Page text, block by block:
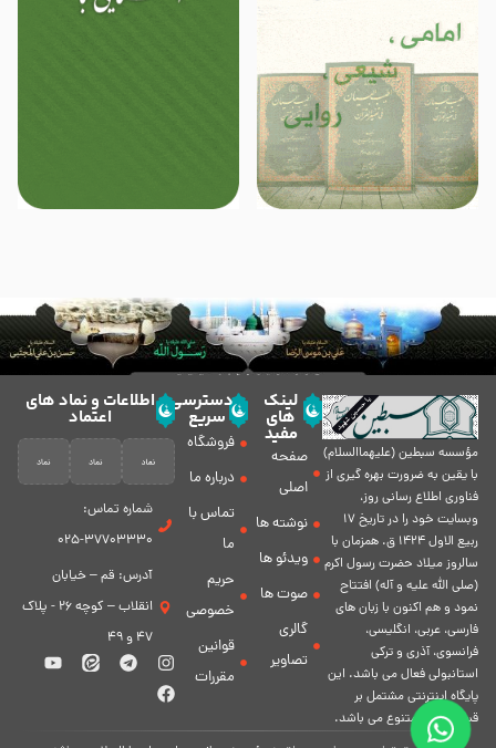
مؤسسه سبطين (عليهماالسلام)
با يقين به ضرورت بهره گیرى از
فناورى اطلاع رسانى روز،
وبسایت خود را در تاريخ 17
ربيع الاول 1424 ق. همزمان با
سالروز ميلاد حضرت رسول اكرم
(صلی الله علیه و آله) افتتاح
نمود و هم اكنون با زبان های
فارسی، عربى، انگلیسی،
فرانسوی، آذری و ترکی
استانبولی فعال مى باشد. اين
پايگاه اينترنتى مشتمل بر
قسمت هاى متنوع مى باشد.
لینک
های
مفید
صفحه
اصلی
نوشته ها
ویدئو ها
صوت ها
گالری
تصاویر
دسترسی
سریع
فروشگاه
درباره ما
تماس با
ما
حریم
خصوصی
قوانین
مقررات
اطلاعات و نماد های
اعتماد
شماره تماس:
37703330-025
آدرس: قم – خیابان
انقلاب – کوچه 26 - پلاک
47 و 49